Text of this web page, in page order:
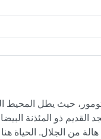
حيث يطل المحيط
ذو المئذنة
من الجلال. الحياة